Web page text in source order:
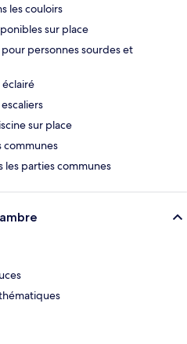
les couloirs
sur place
personnes sourdes et
sur place
communes
les parties communes